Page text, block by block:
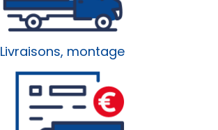
Livraisons, montage